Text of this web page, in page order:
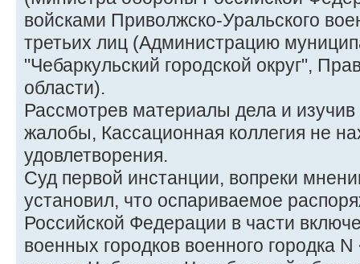
войсками Приволжско-Уральского
третьих лиц (Администрацию
"Чебаркульский городской округ",
области).
Рассмотрев материалы дела и
жалобы, Кассационная коллегия не
удовлетворения.
Суд первой инстанции, вопреки
установил, что оспариваемое
Российской Федерации в части
военных городков военного городка